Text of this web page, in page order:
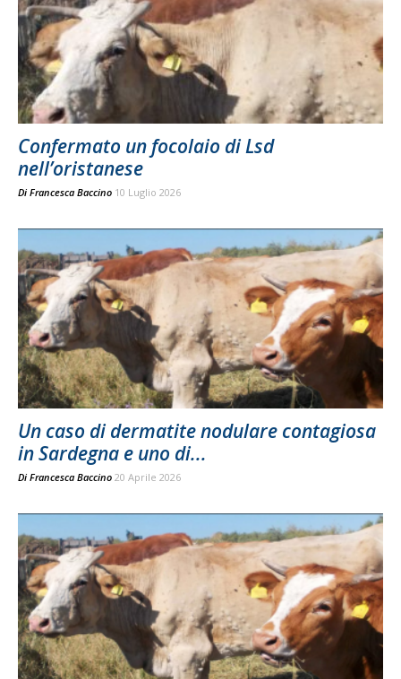
Confermato un focolaio di Lsd
nell’oristanese
Di Francesca Baccino 10 Luglio 2026
Un caso di dermatite nodulare contagiosa
in Sardegna e uno di...
Di Francesca Baccino 20 Aprile 2026